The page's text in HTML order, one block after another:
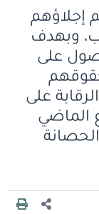
إجلاؤهم
وبهدف
على
على
الماضي